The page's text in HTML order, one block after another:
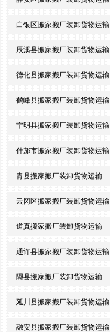
白银区搬家搬厂装卸货物运输
辰溪县搬家搬厂装卸货物运输
德化县搬家搬厂装卸货物运输
鹤峰县搬家搬厂装卸货物运输
宁明县搬家搬厂装卸货物运输
什邡市搬家搬厂装卸货物运输
青县搬家搬厂装卸货物运输
云冈区搬家搬厂装卸货物运输
道真搬家搬厂装卸货物运输
通许县搬家搬厂装卸货物运输
隰县搬家搬厂装卸货物运输
延川县搬家搬厂装卸货物运输
融安县搬家搬厂装卸货物运输